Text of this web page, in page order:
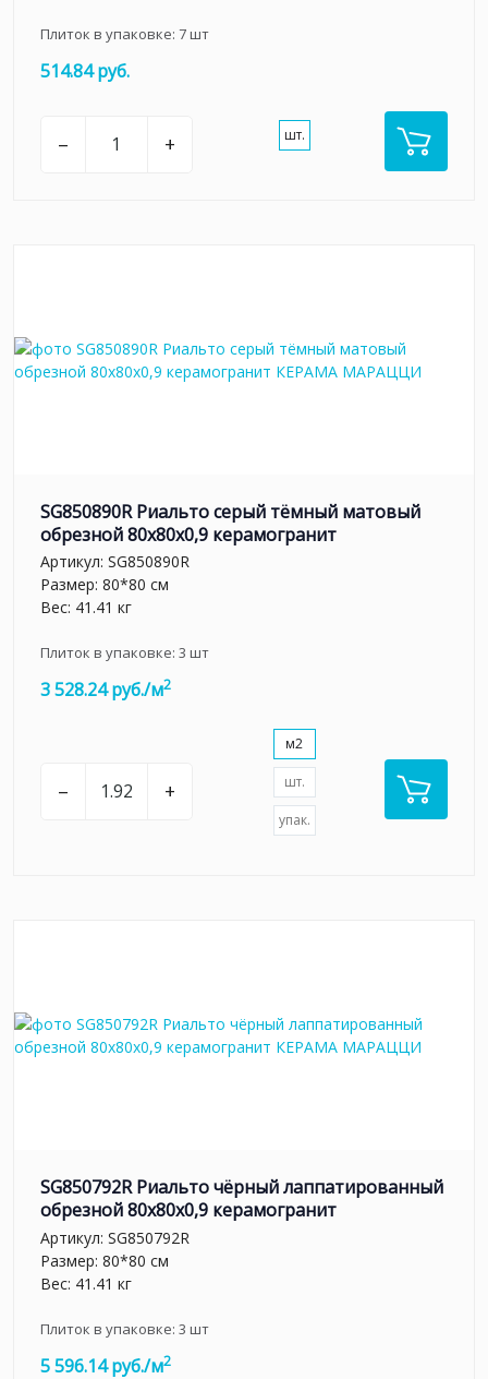
Плиток в упаковке: 7шт
514.84 руб.
– + шт.
SG850890R Риальто серый тёмный матовый
обрезной 80x80x0,9 керамогранит
Артикул: SG850890R
Размер: 80*80 см
Вес: 41.41 кг
Плиток в упаковке: 3 шт
3 528.24 руб./м2
– +
м2
шт.
упак.
SG850792R Риальто чёрный лаппатированный
обрезной 80x80x0,9 керамогранит
Артикул: SG850792R
Размер: 80*80 см
Вес: 41.41 кг
Плиток в упаковке: 3 шт
5 596.14 руб./м2